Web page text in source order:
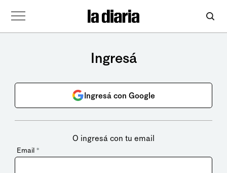
Ingresá
Ingresá con Google
O ingresá con tu email
Email *